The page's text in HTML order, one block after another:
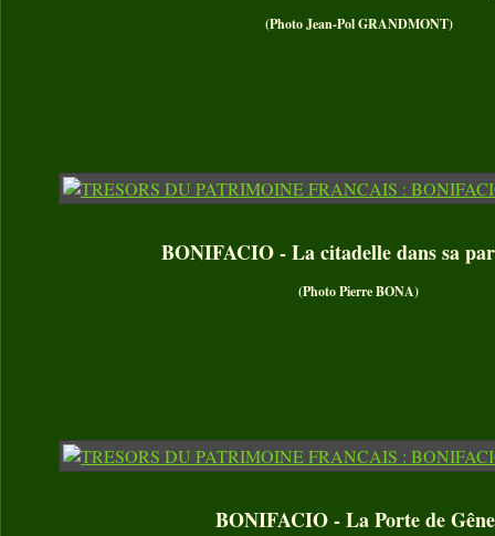
(Photo Jean-Pol GRANDMONT)
BONIFACIO - La citadelle dans sa
(Photo Pierre BONA)
BONIFACIO - La Porte de